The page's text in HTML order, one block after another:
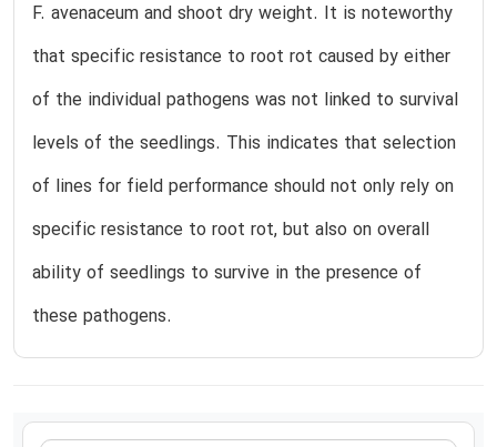
F. avenaceum and shoot dry weight. It is noteworthy
that specific resistance to root rot caused by either
of the individual pathogens was not linked to survival
levels of the seedlings. This indicates that selection
of lines for field performance should not only rely on
specific resistance to root rot, but also on overall
ability of seedlings to survive in the presence of
these pathogens.